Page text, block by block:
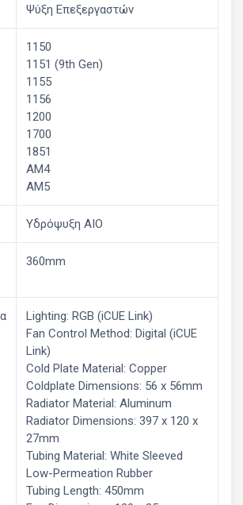
Ψύξη Επεξεργαστών
1150
1151 (9th Gen)
1155
1156
1200
1700
1851
AM4
AM5
Υδρόψυξη AIO
360mm
Lighting: RGB (iCUE Link)
Fan Control Method: Digital (iCUE
Link)
Cold Plate Material: Copper
Coldplate Dimensions: 56 x 56mm
Radiator Material: Aluminum
Radiator Dimensions: 397 x 120 x
27mm
Tubing Material: White Sleeved
Low-Permeation Rubber
Tubing Length: 450mm